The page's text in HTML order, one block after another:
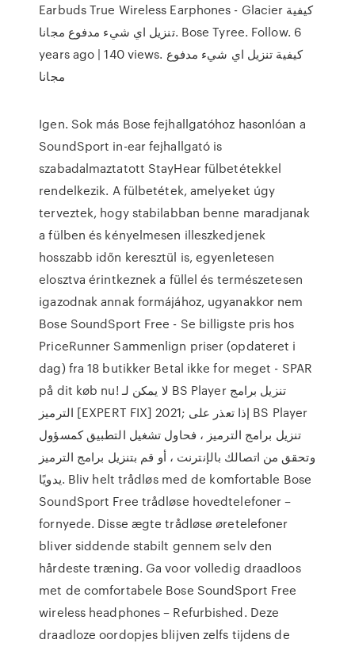
Earbuds True Wireless Earphones - Glacier كيفية
تنزيل اي شيء مدفوع مجانا. Bose Tyree. Follow. 6
years ago | 140 views. كيفية تنزيل اي شيء مدفوع
مجانا
Igen. Sok más Bose fejhallgatóhoz hasonlóan a
SoundSport in-ear fejhallgató is
szabadalmaztatott StayHear fülbetétekkel
rendelkezik. A fülbetétek, amelyeket úgy
terveztek, hogy stabilabban benne maradjanak
a fülben és kényelmesen illeszkedjenek
hosszabb időn keresztül is, egyenletesen
elosztva érintkeznek a füllel és természetesen
igazodnak annak formájához, ugyanakkor nem
Bose SoundSport Free - Se billigste pris hos
PriceRunner Sammenlign priser (opdateret i
dag) fra 18 butikker Betal ikke for meget - SPAR
på dit køb nu! لا يمكن لـ BS Player تنزيل برامج
الترميز [EXPERT FIX] 2021; إذا تعذر على BS Player
تنزيل برامج الترميز ، فحاول تشغيل التطبيق كمسؤول
وتحقق من اتصالك بالإنترنت ، أو قم بتنزيل برامج الترميز
يدويًا. Bliv helt trådløs med de komfortable Bose
SoundSport Free trådløse hovedtelefoner –
fornyede. Disse ægte trådløse øretelefoner
bliver siddende stabilt gennem selv den
hårdeste træning. Ga voor volledig draadloos
met de comfortabele Bose SoundSport Free
wireless headphones – Refurbished. Deze
draadloze oordopjes blijven zelfs tijdens de